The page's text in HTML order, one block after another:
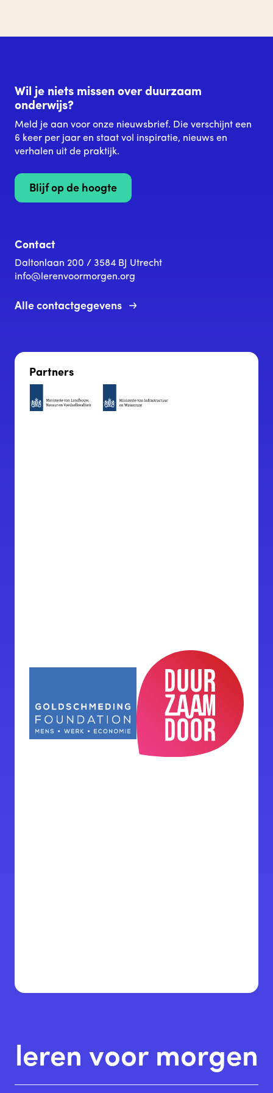
Samenwerking met de omgeving in
theorie en praktijk
Wil je niets missen over duurzaam
onderwijs?
Meld je aan voor onze nieuwsbrief. Die verschijnt een
6 keer per jaar en staat vol inspiratie, nieuws en
verhalen uit de praktijk.
Blijf op de hoogte
Contact
Daltonlaan 200 / 3584 BJ Utrecht
info@lerenvoormorgen.org
Alle contactgegevens
Partners
leren voor morgen